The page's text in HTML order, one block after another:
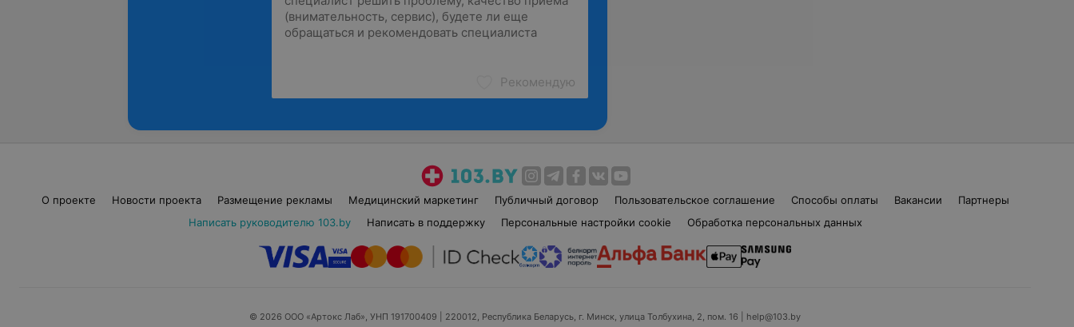
Рекомендую
О проекте Новости проекта Размещение рекламы Медицинский маркетинг Публичный договор Пользовательское соглашение Способы оплаты Вакансии
Партнеры
Написать руководителю 103.by
Написать в поддержку Персональные настройки cookie Обработка персональных данных
© 2026 ООО «Артокс Лаб», УНП 191700409 | 220012, Республика Беларусь, г. Минск, улица Толбухина, 2, пом. 16 | help@103.by